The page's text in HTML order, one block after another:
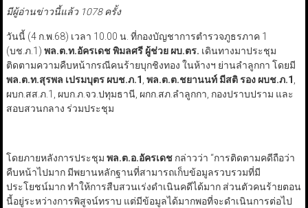
มีผู้อ่านข่าวนี้แล้ว 1078 ครั้ง
วันนี้ (4 ก.พ.68) เวลา 10.00 น. ที่กองบัญชาการตำรวจภูธรภาค 1
(บช.ภ.1) พล.ต.ท.อัครเดช พิมลศรี ผู้ช่วย ผบ.ตร. เดินทางมาประชุม
ติดตามความคืบหน้ากรณีคนร้ายบุกชิงทอง ในห้างฯ ย่านลำลูกกา โดยมี
พล.ต.ท.สุรพล เปรมบุตร ผบช.ภ.1 , พล.ต.ต.ชยานนท์ มีสติ รอง ผบช.ภ.1 ,
ผบก.สส.ภ.1, ผบก.ภ.จว.ปทุมธานี, ผกก.สภ.ลำลูกกา, กองปราบปราม และ
สอบสวนกลาง ร่วมประชุม
โดยภายหลังการประชุม พล.ต.อ.อัครเดชกล่าวว่า “การติดตามคดีถือว่า
คืบหน้าไปมาก มีพยานหลักฐานที่สามารถเก็บข้อมูลรวบรวมที่มี
ประโยชน์มาก ทำให้การสืบสวนเร่งดำเนินคดีได้มาก ส่วนตัวคนร้ายตอน
นี้อยู่ระหว่างการพิสูจน์ทราบ แต่มีข้อมูลได้มากพอที่จะดำเนินการต่อไป